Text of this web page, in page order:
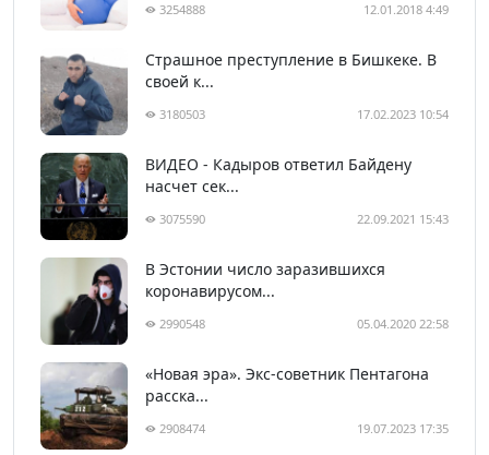
3254888 12.01.2018 4:49
Страшное преступление в Бишкеке. В
своей к...
3180503 17.02.2023 10:54
ВИДЕО - Кадыров ответил Байдену
насчет сек...
3075590 22.09.2021 15:43
В Эстонии число заразившихся
коронавирусом...
2990548 05.04.2020 22:58
«Новая эра». Экс-советник Пентагона
расска...
2908474 19.07.2023 17:35